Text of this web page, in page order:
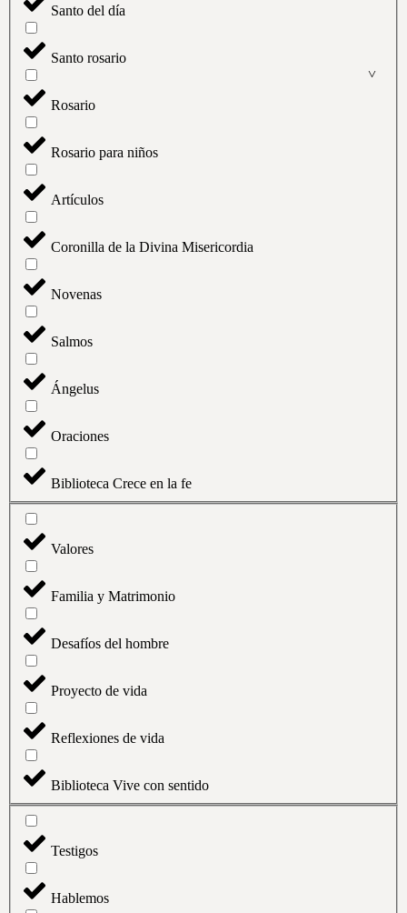
Santo del día
Santo rosario
Rosario
Rosario para niños
Artículos
Coronilla de la Divina Misericordia
Novenas
Salmos
Ángelus
Oraciones
Biblioteca Crece en la fe
Valores
Familia y Matrimonio
Desafíos del hombre
Proyecto de vida
Reflexiones de vida
Biblioteca Vive con sentido
Testigos
Hablemos